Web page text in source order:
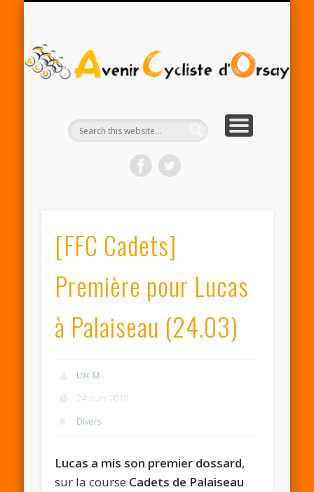
[FFC Cadets]
Première pour Lucas
à Palaiseau (24.03)
Loic M
24 mars 2019
Divers
Lucas a mis son premier dossard,
sur la course Cadets de Palaiseau